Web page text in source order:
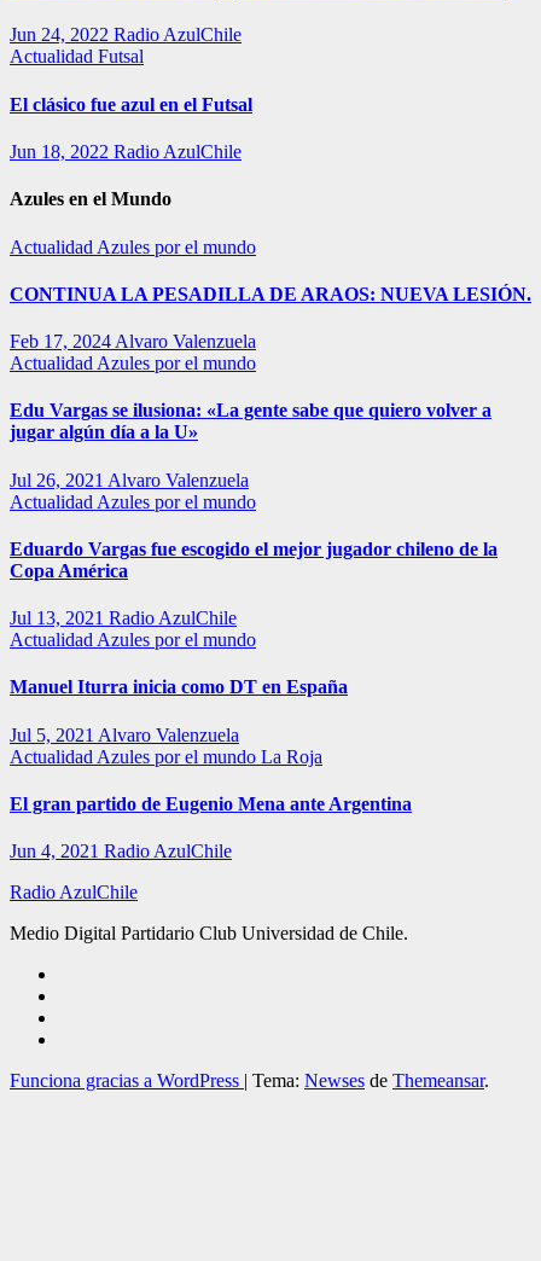
Jun 24, 2022 Radio AzulChile
Actualidad Futsal
El clásico fue azul en el Futsal
Jun 18, 2022 Radio AzulChile
Azules en el Mundo
Actualidad Azules por el mundo
CONTINUA LA PESADILLA DE ARAOS: NUEVA LESIÓN.
Feb 17, 2024 Alvaro Valenzuela
Actualidad Azules por el mundo
Edu Vargas se ilusiona: «La gente sabe que quiero volver a
jugar algún día a la U»
Jul 26, 2021 Alvaro Valenzuela
Actualidad Azules por el mundo
Eduardo Vargas fue escogido el mejor jugador chileno de la
Copa América
Jul 13, 2021 Radio AzulChile
Actualidad Azules por el mundo
Manuel Iturra inicia como DT en España
Jul 5, 2021 Alvaro Valenzuela
Actualidad Azules por el mundo La Roja
El gran partido de Eugenio Mena ante Argentina
Jun 4, 2021 Radio AzulChile
Radio AzulChile
Medio Digital Partidario Club Universidad de Chile.
Funciona gracias a WordPress | Tema: Newses de Themeansar.